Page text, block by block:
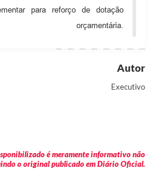
para reforço de dotação
orçamentária.
Autor
Executivo
é meramente informativo não
o original publicado em Diário Oficial.